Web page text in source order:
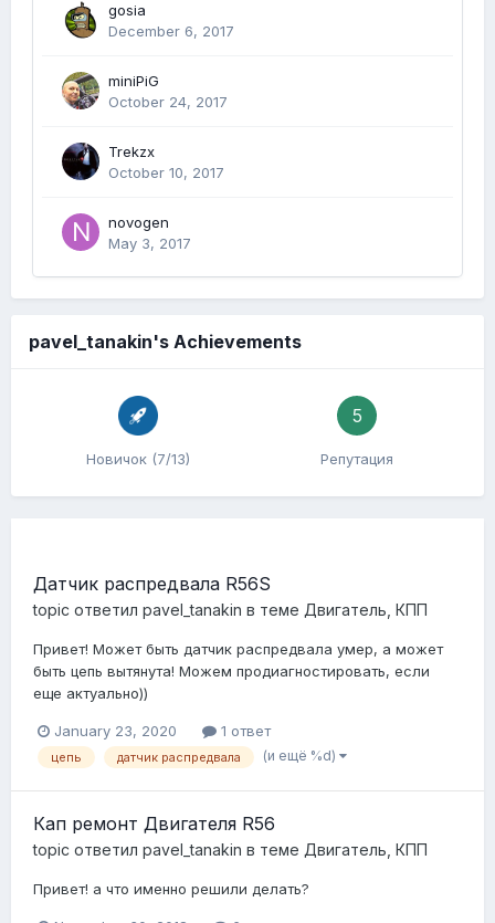
gosia
December 6, 2017
miniPiG
October 24, 2017
Trekzx
October 10, 2017
novogen
May 3, 2017
pavel_tanakin's Achievements
Новичок (7/13)
5
Репутация
Датчик распредвала R56S
topic ответил pavel_tanakin в теме Двигатель, КПП
Привет! Может быть датчик распредвала умер, а может
быть цепь вытянута! Можем продиагностировать, если
еще актуально))
January 23, 2020 1 ответ
цепь датчик распредвала (и ещё %d)
Кап ремонт Двигателя R56
topic ответил pavel_tanakin в теме Двигатель, КПП
Привет! а что именно решили делать?